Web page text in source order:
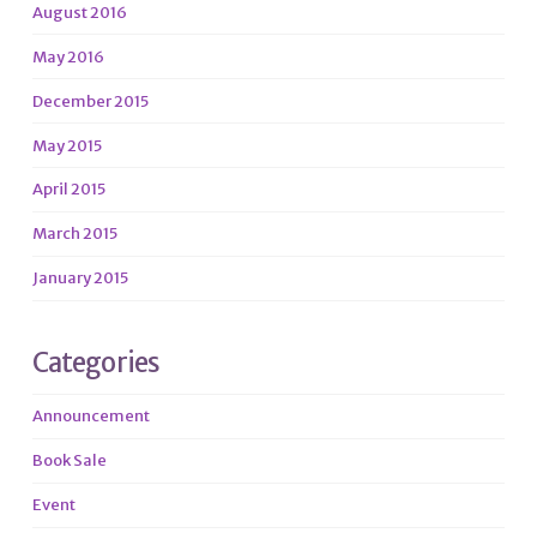
August 2016
May 2016
December 2015
May 2015
April 2015
March 2015
January 2015
Categories
Announcement
Book Sale
Event